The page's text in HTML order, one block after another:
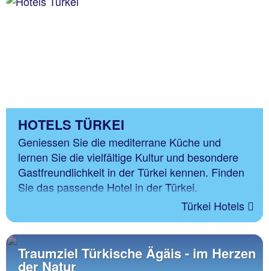
HOTELS TÜRKEI
Geniessen Sie die mediterrane Küche und
lernen Sie die vielfältige Kultur und besondere
Gastfreundlichkeit in der Türkei kennen. Finden
Sie das passende Hotel in der Türkei.
Türkei Hotels
Traumziel Türkische Ägäis - im Herzen
der Natur